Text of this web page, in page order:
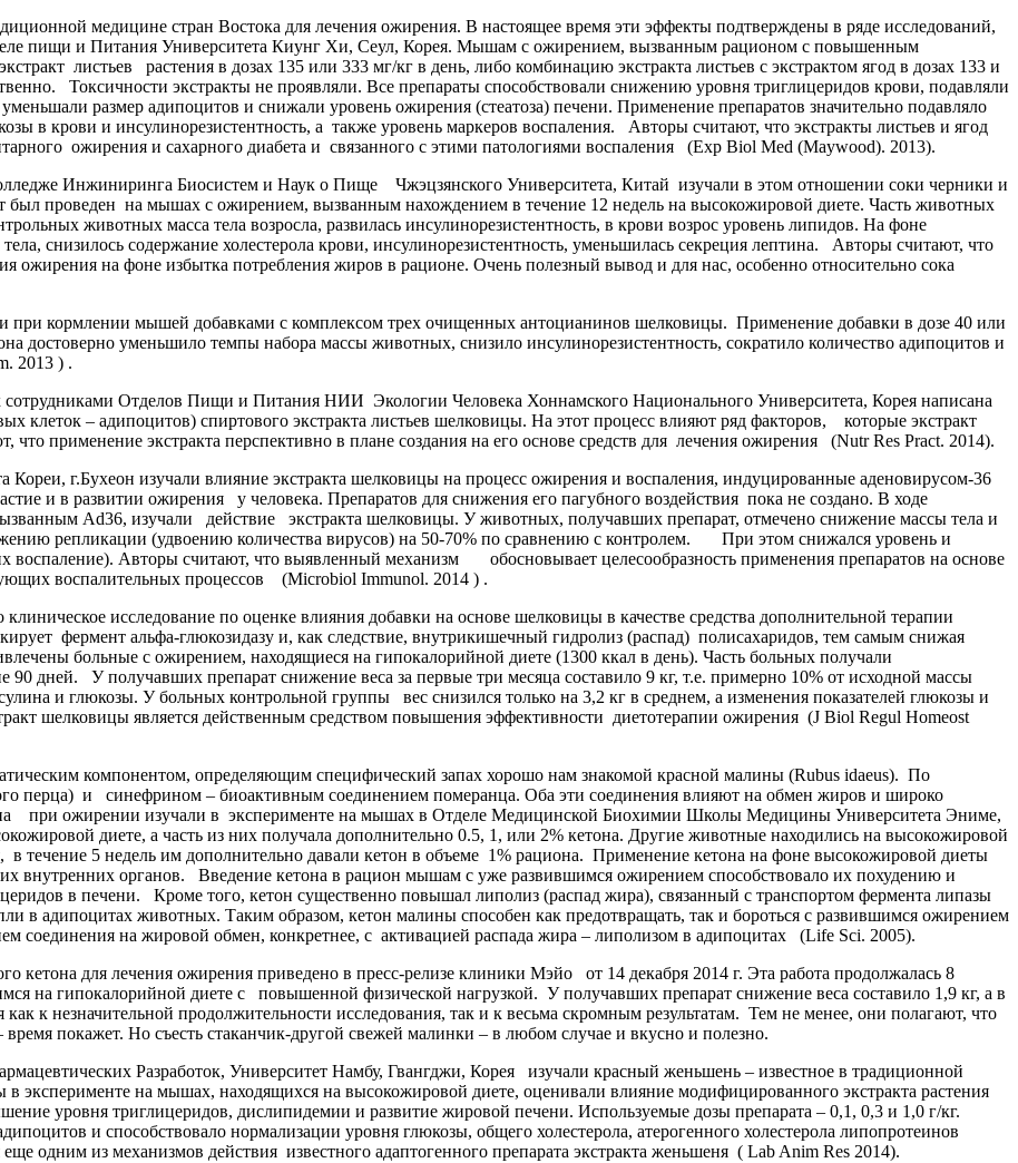
медицине стран Востока для лечения ожирения. В настоящее время эти эффекты подтверждены в ряде исследований,
пищи и Питания Университета Киунг Хи, Сеул, Корея. Мышам с ожирением, вызванным рационом с повышенным
листьев растения в дозах 135 или 333 мг/кг в день, либо комбинацию экстракта листьев с экстрактом ягод в дозах 133 и
Токсичности экстракты не проявляли. Все препараты способствовали снижению уровня триглицеридов крови, подавляли
размер адипоцитов и снижали уровень ожирения (стеатоза) печени. Применение препаратов значительно подавляло
в крови и инсулинорезистентность, а также уровень маркеров воспаления. Авторы считают, что экстракты листьев и ягод
ожирения и сахарного диабета и связанного с этими патологиями воспаления (Exp Biol Med (Maywood). 2013).
Инжиниринга Биосистем и Наук о Пище Чжэцзянского Университета, Китай изучали в этом отношении соки черники и
проведен на мышах с ожирением, вызванным нахождением в течение 12 недель на высокожировой диете. Часть животных
животных масса тела возросла, развилась инсулинорезистентность, в крови возрос уровень липидов. На фоне
снизилось содержание холестерола крови, инсулинорезистентность, уменьшилась секреция лептина. Авторы считают, что
ожирения на фоне избытка потребления жиров в рационе. Очень полезный вывод и для нас, особенно относительно сока
при кормлении мышей добавками с комплексом трех очищенных антоцианинов шелковицы. Применение добавки в дозе 40 или
достоверно уменьшило темпы набора массы животных, снизило инсулинорезистентность, сократило количество адипоцитов и
2013 ) .
Отделов Пищи и Питания НИИ Экологии Человека Хоннамского Национального Университета, Корея написана
клеток – адипоцитов) спиртового экстракта листьев шелковицы. На этот процесс влияют ряд факторов, которые экстракт
что применение экстракта перспективно в плане создания на его основе средств для лечения ожирения (Nutr Res Pract. 2014).
г.Бухеон изучали влияние экстракта шелковицы на процесс ожирения и воспаления, индуцированные аденовирусом-36
и в развитии ожирения у человека. Препаратов для снижения его пагубного воздействия пока не создано. В ходе
Ad36, изучали действие экстракта шелковицы. У животных, получавших препарат, отмечено снижение массы тела и
репликации (удвоению количества вирусов) на 50-70% по сравнению с контролем. При этом снижался уровень и
Авторы считают, что выявленный механизм обосновывает целесообразность применения препаратов на основе
воспалительных процессов (Microbiol Immunol. 2014 ) .
исследование по оценке влияния добавки на основе шелковицы в качестве средства дополнительной терапии
фермент альфа-глюкозидазу и, как следствие, внутрикишечный гидролиз (распад) полисахаридов, тем самым снижая
больные с ожирением, находящиеся на гипокалорийной диете (1300 ккал в день). Часть больных получали
90 дней. У получавших препарат снижение веса за первые три месяца составило 9 кг, т.е. примерно 10% от исходной массы
и глюкозы. У больных контрольной группы вес снизился только на 3,2 кг в среднем, а изменения показателей глюкозы и
шелковицы является действенным средством повышения эффективности диетотерапии ожирения (J Biol Regul Homeost
компонентом, определяющим специфический запах хорошо нам знакомой красной малины (Rubus idaeus). По
перца) и синефрином – биоактивным соединением померанца. Оба эти соединения влияют на обмен жиров и широко
при ожирении изучали в эксперименте на мышах в Отделе Медицинской Биохимии Школы Медицины Университета Эниме,
диете, а часть из них получала дополнительно 0.5, 1, или 2% кетона. Другие животные находились на высокожировой
в течение 5 недель им дополнительно давали кетон в объеме 1% рациона. Применение кетона на фоне высокожировой диеты
внутренних органов. Введение кетона в рацион мышам с уже развившимся ожирением способствовало их похудению и
в печени. Кроме того, кетон существенно повышал липолиз (распад жира), связанный с транспортом фермента липазы
в адипоцитах животных. Таким образом, кетон малины способен как предотвращать, так и бороться с развившимся ожирением
соединения на жировой обмен, конкретнее, с активацией распада жира – липолизом в адипоцитах (Life Sci. 2005).
кетона для лечения ожирения приведено в пресс-релизе клиники Мэйо от 14 декабря 2014 г. Эта работа продолжалась 8
на гипокалорийной диете с повышенной физической нагрузкой. У получавших препарат снижение веса составило 1,9 кг, а в
к незначительной продолжительности исследования, так и к весьма скромным результатам. Тем не менее, они полагают, что
покажет. Но съесть стаканчик-другой свежей малинки – в любом случае и вкусно и полезно.
Разработок, Университет Намбу, Гвангджи, Корея изучали красный женьшень – известное в традиционной
эксперименте на мышах, находящихся на высокожировой диете, оценивали влияние модифицированного экстракта растения
уровня триглицеридов, дислипидемии и развитие жировой печени. Используемые дозы препарата – 0,1, 0,3 и 1,0 г/кг.
и способствовало нормализации уровня глюкозы, общего холестерола, атерогенного холестерола липопротеинов
одним из механизмов действия известного адаптогенного препарата экстракта женьшеня ( Lab Anim Res 2014).